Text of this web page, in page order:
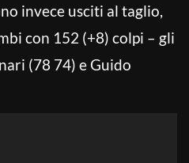
invece usciti al taglio,
con 152 (+8) colpi – gli
(78 74) e Guido